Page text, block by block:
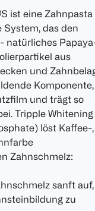
ist eine Zahnpasta
das den
natürliches
aus
und
Komponente,
und trägt so
Tripple Whitening
löst Kaffee-,
Zahnschmelz:
sanft auf,
zu